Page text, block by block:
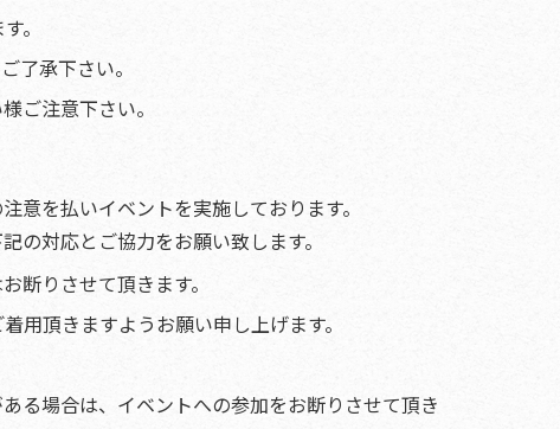
。
了承下さい。
ご注意下さい。
意を払いイベントを実施しております。
の対応とご協力をお願い致します。
断りさせて頂きます。
用頂きますようお願い申し上げます。
る場合は、イベントへの参加をお断りさせて頂き